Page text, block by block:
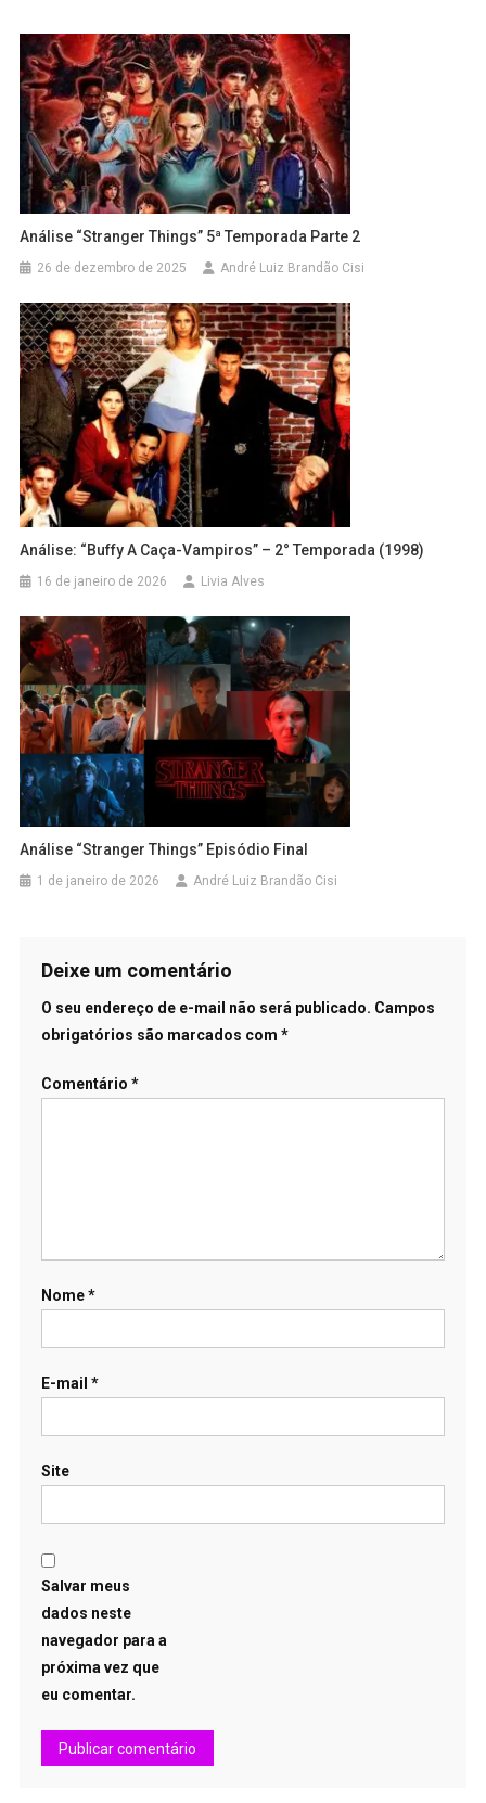
Análise “Stranger Things” 5ª Temporada Parte 2
26 de dezembro de 2025 André Luiz Brandão Cisi
Análise: “Buffy A Caça-Vampiros” – 2° Temporada (1998)
16 de janeiro de 2026 Livia Alves
Análise “Stranger Things” Episódio Final
1 de janeiro de 2026 André Luiz Brandão Cisi
Deixe um comentário
O seu endereço de e-mail não será publicado. Campos
obrigatórios são marcados com *
Comentário *
Nome*
E-mail *
Site
Salvar meus
dados neste
navegador para a
próxima vez que
eu comentar.